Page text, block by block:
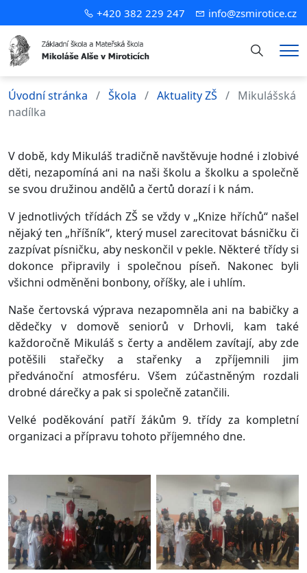
+420 382 229 247 info@zsmirotice.cz
Hledání
Úvodní stránka Škola Aktuality ZŠ
Mikulášská
nadílka
V době, kdy Mikuláš tradičně navštěvuje hodné i zlobivé
děti, nezapomíná ani na naši školu a školku a společně
se svou družinou andělů a čertů dorazí i k nám.
V jednotlivých třídách ZŠ se vždy v „Knize hříchů“ našel
nějaký ten „hříšník“, který musel zarecitovat básničku či
zazpívat písničku, aby neskončil v pekle. Některé třídy si
dokonce připravily i společnou píseň. Nakonec byli
všichni odměněni bonbony, oříšky, ale i uhlím.
Naše čertovská výprava nezapomněla ani na babičky a
dědečky v domově seniorů v Drhovli, kam také
každoročně Mikuláš s čerty a andělem zavítají, aby zde
potěšili stařečky a stařenky a zpříjemnili jim
předvánoční atmosféru. Všem zúčastněným rozdali
drobné dárečky a pak si společně zatančili.
Velké poděkování patří žákům 9. třídy za kompletní
organizaci a přípravu tohoto příjemného dne.